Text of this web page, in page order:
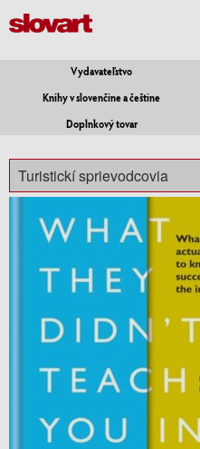
Vydavateľstvo
Knihy v slovenčine a češtine
Doplnkový tovar